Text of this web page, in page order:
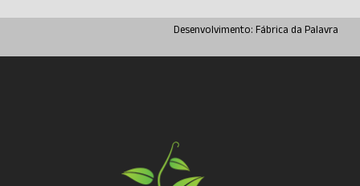
Desenvolvimento: Fábrica da Palavra